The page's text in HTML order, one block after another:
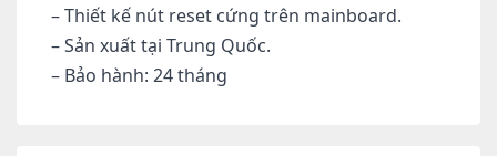
– Thiết kế nút reset cứng trên mainboard.
– Sản xuất tại Trung Quốc.
– Bảo hành: 24 tháng